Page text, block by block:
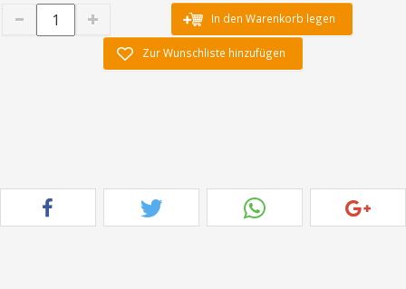
In den Warenkorb legen
Zur Wunschliste hinzufügen